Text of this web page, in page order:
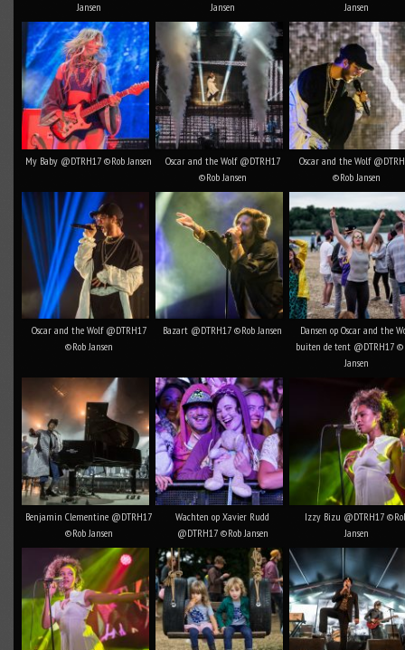
Jansen
Jansen
Jansen
My Baby @DTRH17 ©Rob Jansen
Oscar and the Wolf @DTRH17
©Rob Jansen
Oscar and the Wolf
©Rob Jansen
Oscar and the Wolf @DTRH17
©Rob Jansen
Bazart @DTRH17 ©Rob Jansen
Dansen op Oscar and the
buiten de tent @DTRH17
Jansen
Benjamin Clementine @DTRH17
©Rob Jansen
Wachten op Xavier Rudd
@DTRH17 ©Rob Jansen
Izzy Bizu @DTRH17
Jansen